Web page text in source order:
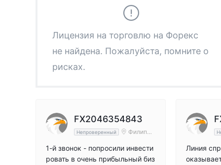
5
6
8
9
Лицензия на торговлю на Форекс
не найдена. Пожалуйста, помните о
рисках.
FX2046354843
Непроверенный
Филиппи
1-й звонок - попросили инвести
ровать в очень прибыльный биз
Линия